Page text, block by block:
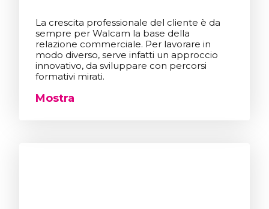
La crescita professionale del cliente è da
sempre per Walcam la base della
relazione commerciale. Per lavorare in
modo diverso, serve infatti un approccio
innovativo, da sviluppare con percorsi
formativi mirati.
Mostra